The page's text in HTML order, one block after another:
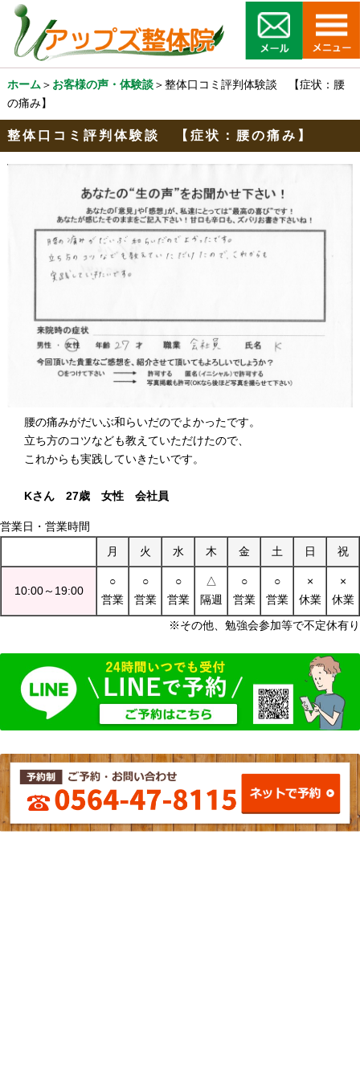
ホーム ＞ お客様の声・体験談＞整体口コミ評判体験談 【症状：腰
の痛み】
整体口コミ評判体験談 【症状：腰の痛み】
腰の痛みがだいぶ和らいだのでよかったです。
立ち方のコツなども教えていただけたので、
これからも実践していきたいです。
Kさん 27歳 女性 会社員
営業日・営業時間
月
火 水 木 金 土 日 祝
10:00～19:00
○
営業
○
営業
○
営業
△
隔週
○
営業
○
営業
×
休業
×
休業
※その他、勉強会参加等で不定休有り